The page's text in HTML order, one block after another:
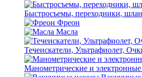
Быстросъемы, переходники,
Фреон
Масла
Течеискатели, Ультрафиолет,
Манометрические и